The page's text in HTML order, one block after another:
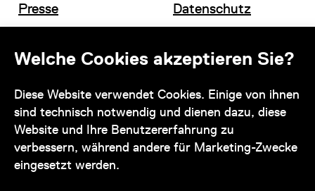
Welche Cookies akzeptieren Sie?
Diese Website verwendet Cookies. Einige von ihnen
sind technisch notwendig und dienen dazu, diese
Website und Ihre Benutzererfahrung zu
verbessern, während andere für Marketing-Zwecke
eingesetzt werden.
Presse
Datenschutz
Kontakt